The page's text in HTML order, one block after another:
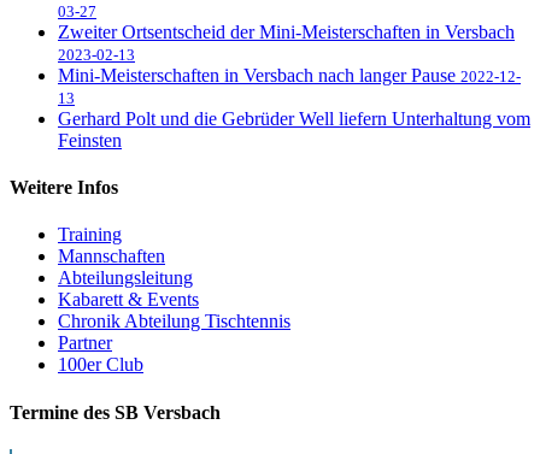
03-27
Zweiter Ortsentscheid der Mini-Meisterschaften in Versbach
2023-02-13
Mini-Meisterschaften in Versbach nach langer Pause 2022-12-
13
Gerhard Polt und die Gebrüder Well liefern Unterhaltung vom
Feinsten
Weitere Infos
Training
Mannschaften
Abteilungsleitung
Kabarett & Events
Chronik Abteilung Tischtennis
Partner
100er Club
Termine des SB Versbach